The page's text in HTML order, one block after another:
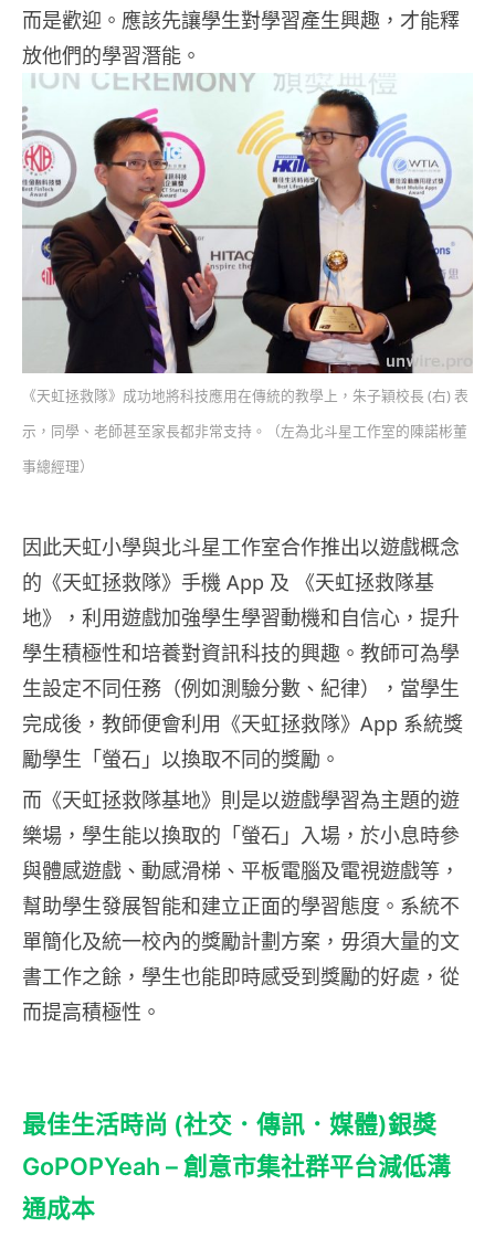
而是歡迎。應該先讓學生對學習產生興趣，才能釋
放他們的學習潛能。
《天虹拯救隊》成功地將科技應用在傳統的教學上，朱子穎校長 (右) 表
示，同學、老師甚至家長都非常支持。（左為北斗星工作室的陳諾彬董
事總經理）
因此天虹小學與北斗星工作室合作推出以遊戲概念
的《天虹拯救隊》手機 App 及 《天虹拯救隊基
地》，利用遊戲加強學生學習動機和自信心，提升
學生積極性和培養對資訊科技的興趣。教師可為學
生設定不同任務（例如測驗分數、紀律），當學生
完成後，教師便會利用《天虹拯救隊》App 系統獎
勵學生「螢石」以換取不同的獎勵。
而《天虹拯救隊基地》則是以遊戲學習為主題的遊
樂場，學生能以換取的「螢石」入場，於小息時參
與體感遊戲、動感滑梯、平板電腦及電視遊戲等，
幫助學生發展智能和建立正面的學習態度。系統不
單簡化及統一校內的獎勵計劃方案，毋須大量的文
書工作之餘，學生也能即時感受到獎勵的好處，從
而提高積極性。
最佳生活時尚 (社交．傳訊．媒體)銀獎
GoPOPYeah – 創意市集社群平台減低溝
通成本